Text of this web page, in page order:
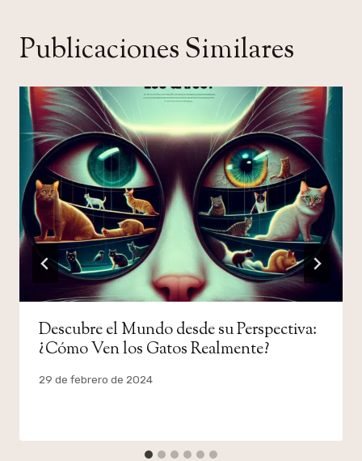
Publicaciones Similares
Descubre el Mundo desde su Perspectiva:
¿Cómo Ven los Gatos Realmente?
Por
29 de febrero de 2024